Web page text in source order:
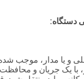
و یا مدار، موجب
با یک جریان و محافظت